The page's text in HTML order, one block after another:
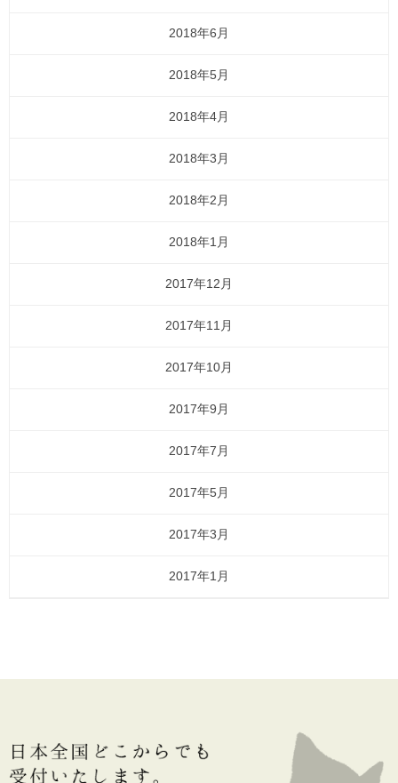
2018年6月
2018年5月
2018年4月
2018年3月
2018年2月
2018年1月
2017年12月
2017年11月
2017年10月
2017年9月
2017年7月
2017年5月
2017年3月
2017年1月